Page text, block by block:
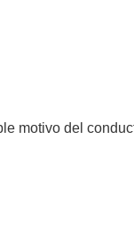
motivo del